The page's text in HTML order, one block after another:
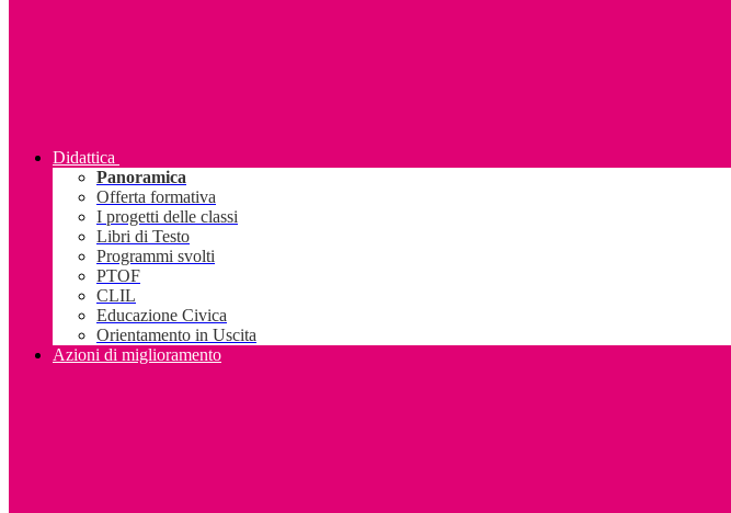
Didattica
Panoramica
Offerta formativa
I progetti delle classi
Libri di Testo
Programmi svolti
PTOF
CLIL
Educazione Civica
Orientamento in Uscita
Azioni di miglioramento